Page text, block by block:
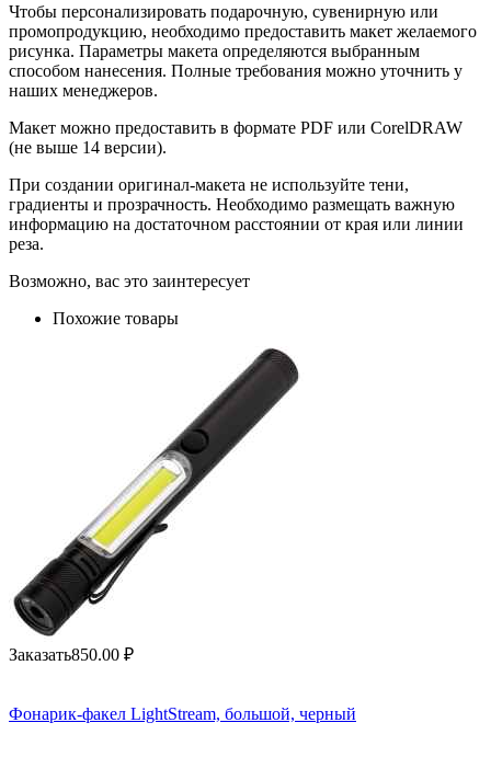
Чтобы персонализировать подарочную, сувенирную или
промопродукцию, необходимо предоставить макет желаемого
рисунка. Параметры макета определяются выбранным
способом нанесения. Полные требования можно уточнить у
наших менеджеров.
Макет можно предоставить в формате PDF или CorelDRAW
(не выше 14 версии).
При создании оригинал-макета не используйте тени,
градиенты и прозрачность. Необходимо размещать важную
информацию на достаточном расстоянии от края или линии
реза.
Возможно, вас это заинтересует
Похожие товары
Заказать850.00 ₽
Фонарик-факел LightStream, большой, черный